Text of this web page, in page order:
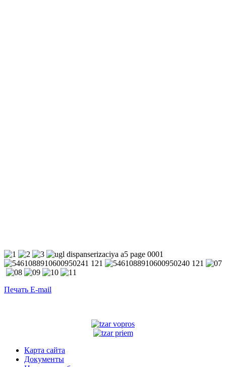
Печать E-mail
Карта сайта
Документы